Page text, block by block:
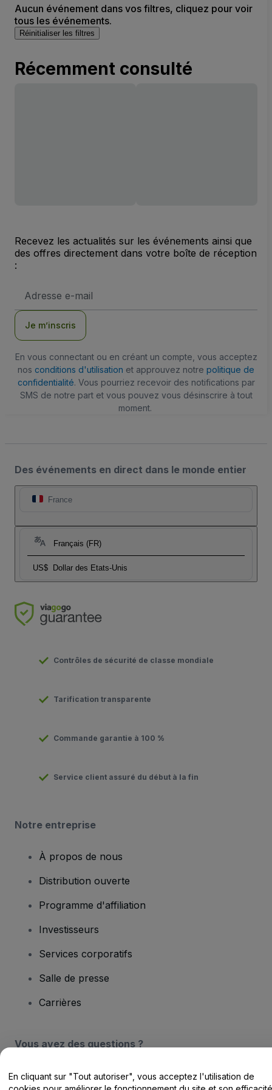
Aucun événement dans vos filtres, cliquez pour voir
tous les événements.
Réinitialiser les filtres
Récemment consulté
Recevez les actualités sur les événements ainsi que
des offres directement dans votre boîte de réception
:
e-
Je m’inscris
En vous connectant ou en créant un compte, vous acceptez
nos conditions d'utilisation et approuvez notre politique de
confidentialité. Vous pourriez recevoir des notifications par
SMS de notre part et vous pouvez vous désinscrire à tout
moment.
Des événements en direct dans le monde entier
France
Français (FR)
US$ Dollar des Etats-Unis
Contrôles de sécurité de classe mondiale
Tarification transparente
Commande garantie à 100 %
Service client assuré du début à la fin
Notre entreprise
À propos de nous
Distribution ouverte
Programme d'affiliation
Investisseurs
Services corporatifs
Salle de presse
Carrières
Vous avez des questions ?
Centre d'assistance / Nous contacter
En cliquant sur "Tout autoriser", vous acceptez l'utilisation de